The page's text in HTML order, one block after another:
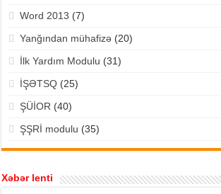
Word 2013 (7)
Yanğından mühafizə(20)
İlk Yardım Modulu (31)
İŞƏTSQ(25)
ŞÜİOR (40)
ŞŞRİ modulu (35)
Xəbər lenti